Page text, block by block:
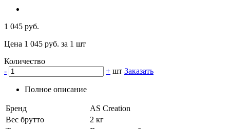
1 045 руб.
Цена 1 045 руб. за 1 шт
Количество
-
+ шт Заказать
Полное описание
Бренд
AS Creation
Вес брутто
2 кг